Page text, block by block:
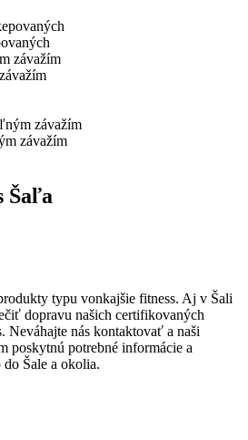
závažím
Šaľa
typu vonkajšie fitness. Aj v Šali
dopravu našich certifikovaných
Neváhajte nás kontaktovať a naši
poskytnú potrebné informácie a
Šale a okolia.